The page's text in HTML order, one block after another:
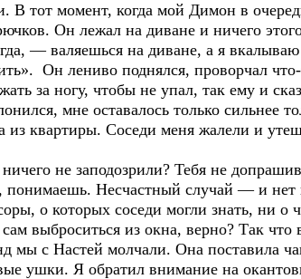
В тот момент, когда мой Димон в
Он лежал на диване и ничего
— валяешься на диване, а я
Он лениво поднялся, проворчал
за ногу, чтобы не упал, так ему и
мне оставалось только
из квартиры. Соседи меня жалели и
не заподозрили? Тебя не
Несчастный случай — и нет
о которых соседи могли знать, ни
выброситься из окна, верно? Так
мы с Настей молчали. Она поставила
ушки. Я обратил внимание на